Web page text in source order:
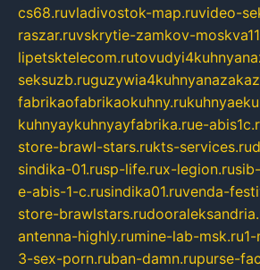
cs68.ruvladivostok-map.ruvideo-
raszar.ruvskrytie-zamkov-
lipetsktelecom.ru
seksuzb.ru
fabrikaofabrikaokuhny.ru
kuhnyaykuhnyayfabrika.rue-
store-brawl-stars.rukts-services.ru
sindika-01.rusp-life.rux-legion.ru
e-abis-1-c.rusindika01.ruvenda-
store-brawlstars.ru
antenna-highly.rumine-lab-msk.ru
3-sex-porn.ruban-damn.rupurse-